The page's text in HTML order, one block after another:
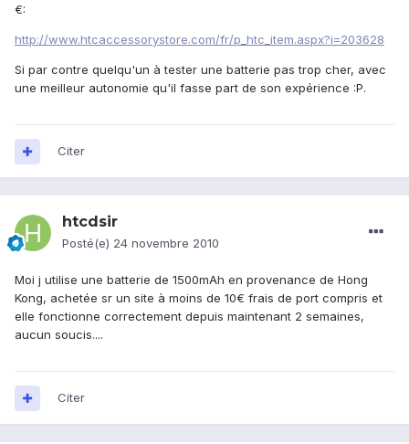
€:
http://www.htcaccessorystore.com/fr/p_htc_item.aspx?i=203628
Si par contre quelqu'un à tester une batterie pas trop cher, avec
une meilleur autonomie qu'il fasse part de son expérience :P.
Citer
htcdsir
Posté(e) 24 novembre 2010
Moi j utilise une batterie de 1500mAh en provenance de Hong
Kong, achetée sr un site à moins de 10€ frais de port compris et
elle fonctionne correctement depuis maintenant 2 semaines,
aucun soucis....
Citer